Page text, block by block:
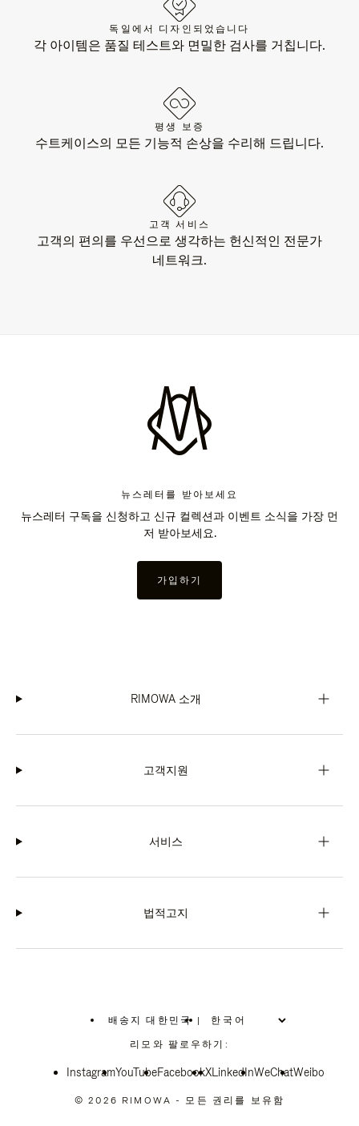
독일에서 디자인되었습니다
각 아이템은 품질 테스트와 면밀한 검사를 거칩니다.
평생 보증
수트케이스의 모든 기능적 손상을 수리해 드립니다.
고객 서비스
고객의 편의를 우선으로 생각하는 헌신적인 전문가
네트워크.
뉴스레터를 받아보세요
뉴스레터 구독을 신청하고 신규 컬렉션과 이벤트 소식을 가장 먼
저 받아보세요.
가입하기
RIMOWA 소개
고객지원
서비스
법적고지
배송지 대한민국
위
치
선
십
|
리모와 팔로우하기:
InstagramYouTubeFacebookXLinkedInWeChatWeibo
© 2026 RIMOWA - 모든 권리를 보유함